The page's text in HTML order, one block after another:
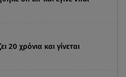
20 χρόνια και γίνεται